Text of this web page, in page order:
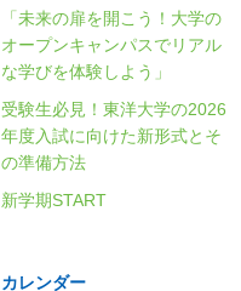
「未来の扉を開こう！大学の
オープンキャンパスでリアル
な学びを体験しよう」
受験生必見！東洋大学の2026
年度入試に向けた新形式とそ
の準備方法
新学期START
カレンダー